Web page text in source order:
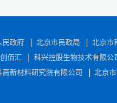
民政府 北京市民政局
北京市
创佰汇
科兴控股生物技术有限公
高新材料研究院有限公司
北京